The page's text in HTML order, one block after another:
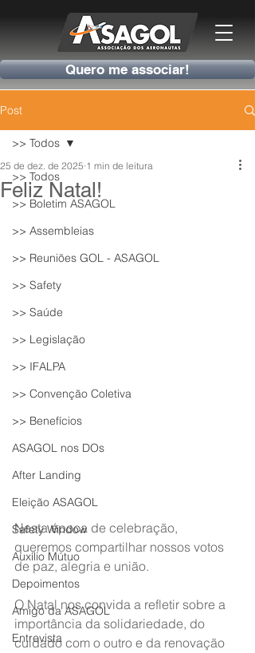
Quero me associar!
Post
>> Todos
>> Boletim ASAGOL
>> Assembleias
>> Reuniões GOL - ASAGOL
>> Safety
>> Saúde
>> Legislação
>> IFALPA
>> Convenção Coletiva
>> Benefícios
ASAGOL nos DOs
After Landing
Eleição ASAGOL
Safety Window
Auxílio Mútuo
Depoimentos
Amigo da ASAGOL
Entrevista
>> Todos
Feliz Natal!
25 de dez. de 2025 1 min de leitura
Nesta época de celebração,
queremos compartilhar nossos votos
de paz, alegria e união.
O Natal nos convida a refletir sobre a
importância da solidariedade, do
cuidado com o outro e da renovação